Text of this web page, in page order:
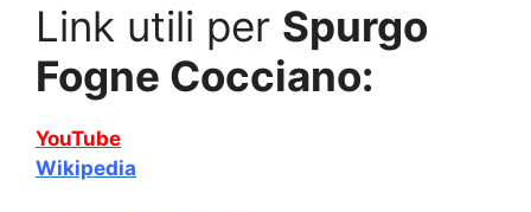
Link utili per Spurgo
Fogne Cocciano:
YouTube
Wikipedia